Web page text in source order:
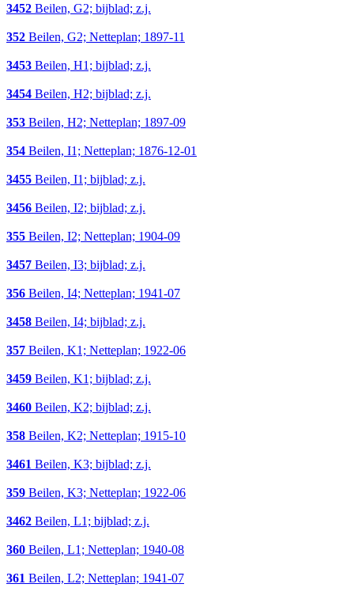
3452 Beilen, G2; bijblad; z.j.
352 Beilen, G2; Netteplan; 1897-11
3453 Beilen, H1; bijblad; z.j.
3454 Beilen, H2; bijblad; z.j.
353 Beilen, H2; Netteplan; 1897-09
354 Beilen, I1; Netteplan; 1876-12-01
3455 Beilen, I1; bijblad; z.j.
3456 Beilen, I2; bijblad; z.j.
355 Beilen, I2; Netteplan; 1904-09
3457 Beilen, I3; bijblad; z.j.
356 Beilen, I4; Netteplan; 1941-07
3458 Beilen, I4; bijblad; z.j.
357 Beilen, K1; Netteplan; 1922-06
3459 Beilen, K1; bijblad; z.j.
3460 Beilen, K2; bijblad; z.j.
358 Beilen, K2; Netteplan; 1915-10
3461 Beilen, K3; bijblad; z.j.
359 Beilen, K3; Netteplan; 1922-06
3462 Beilen, L1; bijblad; z.j.
360 Beilen, L1; Netteplan; 1940-08
361 Beilen, L2; Netteplan; 1941-07